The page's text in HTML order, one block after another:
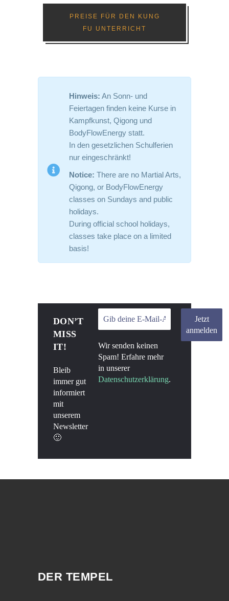
PREISE FÜR DEN KUNG
FU UNTERRICHT
Hinweis: An Sonn- und
Feiertagen finden keine Kurse in
Kampfkunst, Qigong und
BodyFlowEnergy statt.
In den gesetzlichen Schulferien
nur eingeschränkt!
Notice: There are no Martial Arts,
Qigong, or BodyFlowEnergy
classes on Sundays and public
holidays.
During official school holidays,
classes take place on a limited
basis!
DON’T
MISS
IT!
Bleib
immer gut
informiert
mit
unserem
Newsletter
🙂
Wir senden keinen
Spam! Erfahre mehr
in unserer
Datenschutzerklärung.
DER TEMPEL